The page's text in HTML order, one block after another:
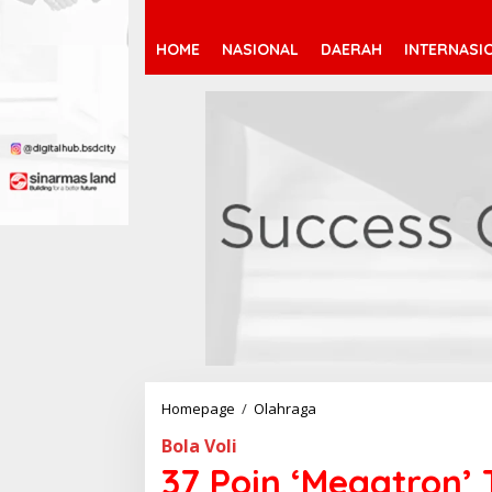
HOME NASIONAL DAERAH
Homepage / Olahraga
o
i
Bola Voli
37 Poin